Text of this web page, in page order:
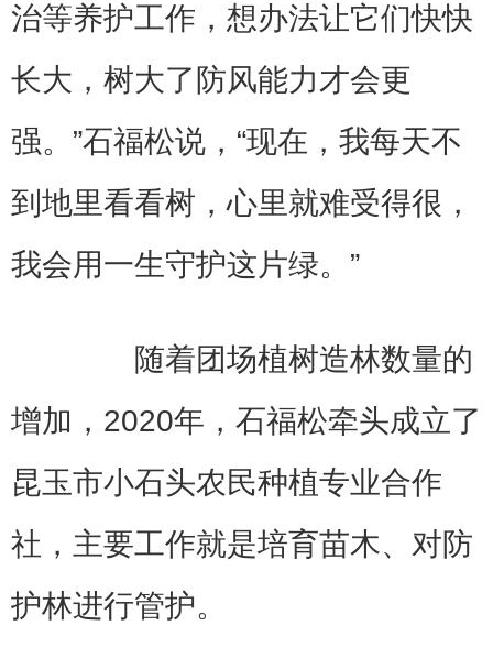
治等养护工作，想办法让它们快快
长大，树大了防风能力才会更
强。”石福松说，“现在，我每天不
到地里看看树，心里就难受得很，
我会用一生守护这片绿。”
随着团场植树造林数量的
增加，2020年，石福松牵头成立了
昆玉市小石头农民种植专业合作
社，主要工作就是培育苗木、对防
护林进行管护。